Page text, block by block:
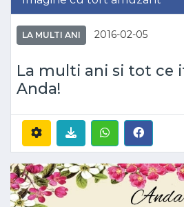
LA MULTI ANI 2016-02-05
La multi ani si tot ce
Anda!